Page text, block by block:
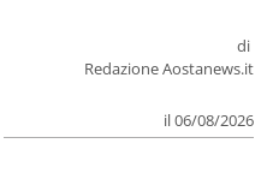
di
Redazione Aostanews.it
il 06/08/2026